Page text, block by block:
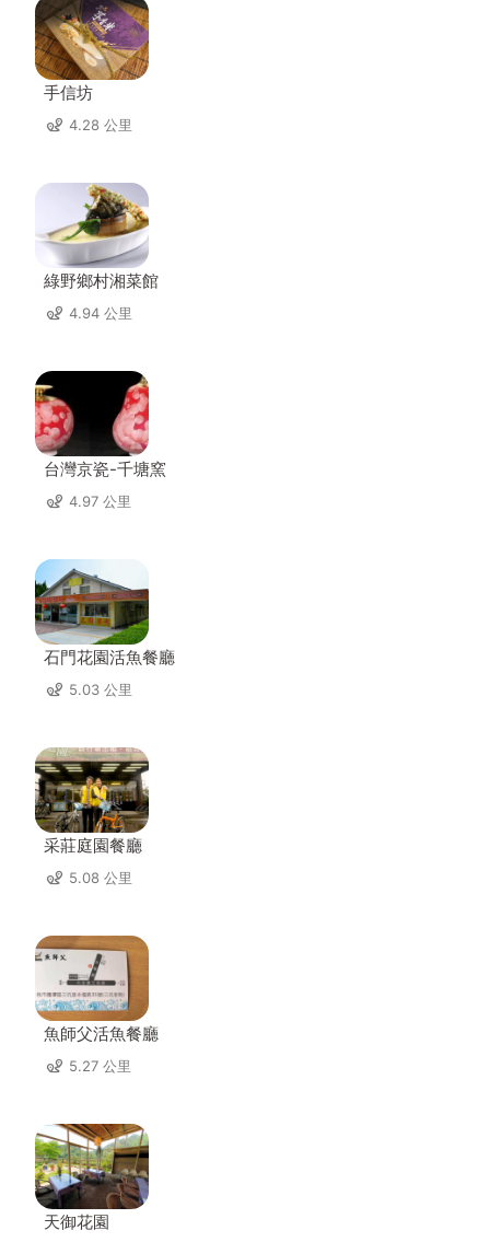
手信坊
4.28 公里
綠野鄉村湘菜館
4.94 公里
台灣京瓷-千塘窯
4.97 公里
石門花園活魚餐廳
5.03 公里
采莊庭園餐廳
5.08 公里
魚師父活魚餐廳
5.27 公里
天御花園